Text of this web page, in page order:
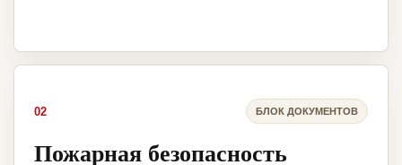
02 БЛОК ДОКУМЕНТОВ
Пожарная безопасность